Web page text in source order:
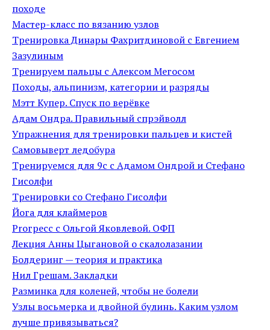
походе
Мастер-класс по вязанию узлов
Тренировка Динары Фахритдиновой с Евгением
Зазулиным
Тренируем пальцы с Алексом Мегосом
Походы, альпинизм, категории и разряды
Мэтт Купер. Спуск по верёвке
Адам Ондра. Правильный спрэйволл
Упражнения для тренировки пальцев и кистей
Самовыверт ледобура
Тренируемся для 9c с Адамом Ондрой и Стефано
Гисолфи
Тренировки со Стефано Гисолфи
Йога для клаймеров
Proгресс с Ольгой Яковлевой. ОФП
Лекция Анны Цыгановой о скалолазании
Болдеринг — теория и практика
Нил Грешам. Закладки
Разминка для коленей, чтобы не болели
Узлы восьмерка и двойной булинь. Каким узлом
лучше привязываться?